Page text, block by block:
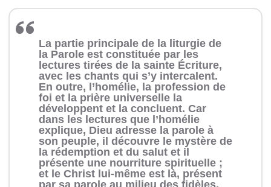
La partie principale de la liturgie de
la Parole est constituée par les
lectures tirées de la sainte Écriture,
avec les chants qui s’y intercalent.
En outre, l’ homélie, la profession de
foi et la prière universelle la
développent et la concluent. Car
dans les lectures que l’ homélie
explique, Dieu adresse la parole à
son peuple, il découvre le mystère de
la rédemption et du salut et il
présente une nourriture spirituelle ;
et le Christ lui-même est là, présent